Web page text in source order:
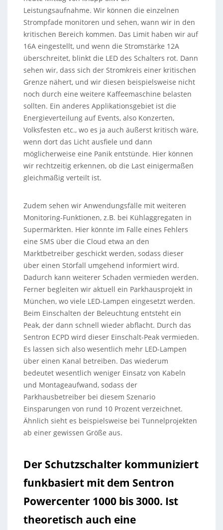
Leistungsaufnahme. Wir können die einzelnen
Strompfade monitoren und sehen, wann wir in den
kritischen Bereich kommen. Das Limit haben wir auf
16A eingestellt, und wenn die Stromstärke 12A
überschreitet, blinkt die LED des Schalters rot. Dann
sehen wir, dass sich der Stromkreis einer kritischen
Grenze nähert, und wir diesen beispielsweise nicht
noch durch eine weitere Kaffeemaschine belasten
sollten. Ein anderes Applikationsgebiet ist die
Energieverteilung auf Events, also Konzerten,
Volksfesten etc., wo es ja auch äußerst kritisch wäre,
wenn dort das Licht ausfiele und dann
möglicherweise eine Panik entstünde. Hier können
wir rechtzeitig erkennen, ob die Last einigermaßen
gleichmäßig verteilt ist.
Zudem sehen wir Anwendungsfälle mit weiteren
Monitoring-Funktionen, z.B. bei Kühlaggregaten in
Supermärkten. Hier könnte im Falle eines Fehlers
eine SMS über die Cloud etwa an den
Marktbetreiber geschickt werden, sodass dieser
über einen Störfall umgehend informiert wird.
Dadurch kann weiterer Schaden vermieden werden.
Ferner begleiten wir aktuell ein Parkhausprojekt in
München, wo viele LED-Lampen eingesetzt werden.
Beim Einschalten der Beleuchtung entsteht ein
Peak, der dann schnell wieder abflacht. Durch das
Sentron ECPD wird dieser Einschalt-Peak vermieden.
Es lassen sich also wesentlich mehr LED-Lampen
über einen Kanal betreiben. Das wiederum
bedeutet wesentlich weniger Einsatz von Kabeln
und Montageaufwand, sodass der
Parkhausbetreiber bei diesem Szenario
Einsparungen von rund 10 Prozent verzeichnet.
Ähnlich sieht es beispielsweise bei Tunnelprojekten
ab einer gewissen Größe aus.
Der Schutzschalter kommuniziert
funkbasiert mit dem Sentron
Powercenter 1000 bis 3000. Ist
theoretisch auch eine